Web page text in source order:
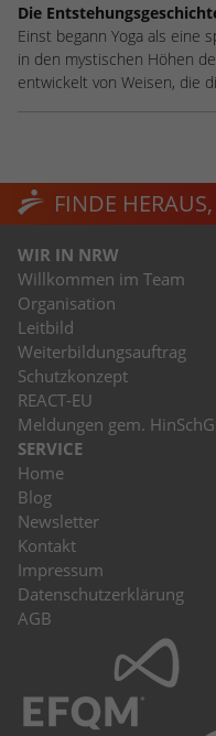
Die
Einst begann Yoga als eine
in den mystischen Höhen
entwickelt von Weisen, die
FINDE HERAUS,
WIR IN NRW
Willkommen im Team
Organisation
Leitbild
Weiterbildungsauftrag
Schutzkonzept
REACT-EU
Meldungen gem. HinSchG
SERVICE
Home
Blog
Newsletter
Kontakt
Impressum
Datenschutzerklärung
AGB